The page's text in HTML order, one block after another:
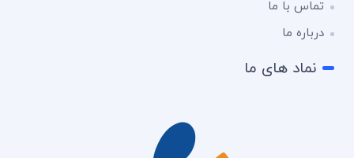
تماس با ما
درباره ما
نماد های ما